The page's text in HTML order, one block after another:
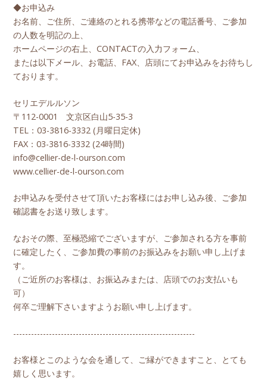
◆お申込み
お名前、ご住所、ご連絡のとれる携帯などの電話番号、ご参加
の人数を明記の上、
ホームページの右上、CONTACTの入力フォーム、
または以下メール、お電話、FAX、店頭にてお申込みをお待ちし
ております。
セリエデルルソン
〒112-0001 文京区白山5-35-3
TEL：03-3816-3332 (月曜日定休)
FAX：03-3816-3332 (24時間)
info@cellier-de-l-ourson.com
www.cellier-de-l-ourson.com
お申込みを受付させて頂いたお客様にはお申し込み後、ご参加
確認書をお送り致します。
なおその際、至極恐縮でございますが、ご参加される方を事前
に確定したく、ご参加費の事前のお振込みをお願い申し上げま
す。
（ご近所のお客様は、お振込みまたは、店頭でのお支払いも
可）
何卒ご理解下さいますようお願い申し上げます。
-------------------------------------------------------------
お客様とこのような会を通して、ご縁ができますこと、とても
嬉しく思います。